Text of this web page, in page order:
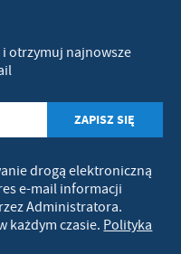
otrzymuj najnowsze
drogą elektroniczną
e-mail informacji
Administratora.
każdym czasie. Polityka